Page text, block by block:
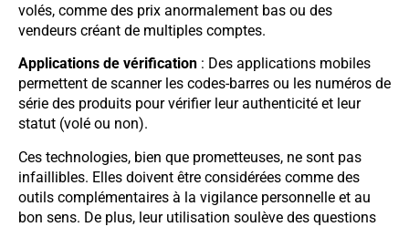
volés, comme des prix anormalement bas ou des
vendeurs créant de multiples comptes.
Applications de vérification : Des applications mobiles
permettent de scanner les codes-barres ou les numéros de
série des produits pour vérifier leur authenticité et leur
statut (volé ou non).
Ces technologies, bien que prometteuses, ne sont pas
infaillibles. Elles doivent être considérées comme des
outils complémentaires à la vigilance personnelle et au
bon sens. De plus, leur utilisation soulève des questions